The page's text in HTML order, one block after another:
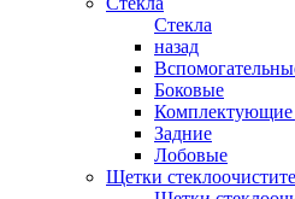
Стекла
назад
Боковые
Комплектующие
Задние
Лобовые
Щетки